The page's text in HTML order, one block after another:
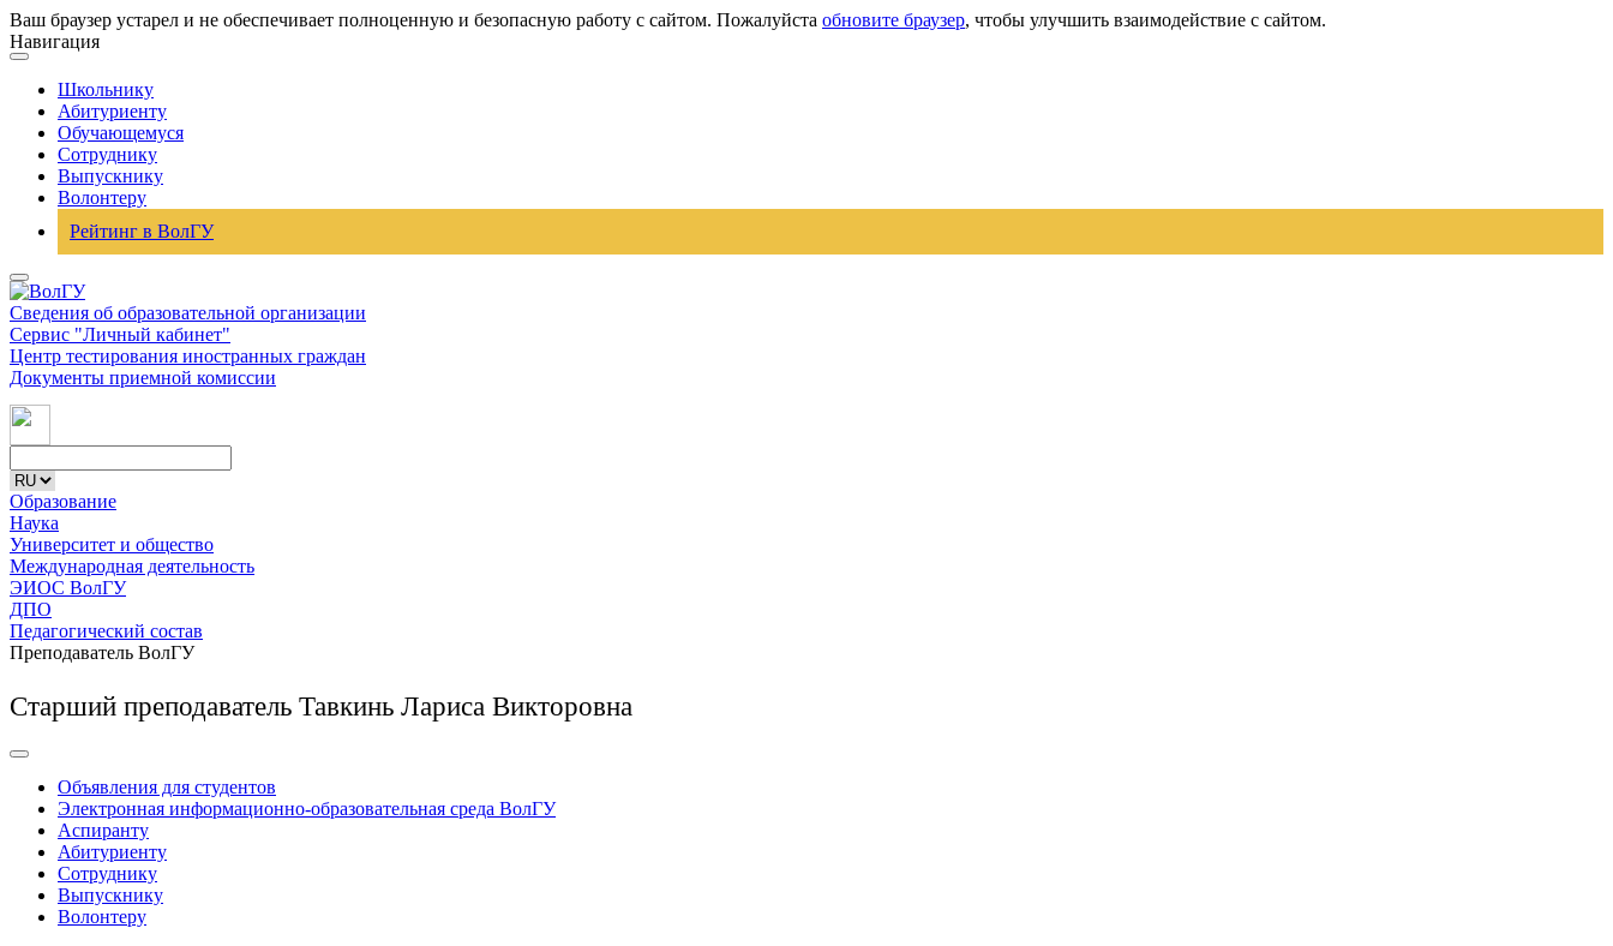
Ваш браузер устарел и не обеспечивает полноценную и безопасную работу с сайтом. Пожалуйста обновите браузер, чтобы улучшить взаимодействие с сайтом.
Навигация
Школьнику
Абитуриенту
Обучающемуся
Сотруднику
Выпускнику
Волонтеру
Рейтинг в ВолГУ
Сведения об образовательной организации
Сервис "Личный кабинет"
Центр тестирования иностранных граждан
Документы приемной комиссии
Образование
Наука
Университет и общество
Международная деятельность
ЭИОС ВолГУ
ДПО
Педагогический состав
Преподаватель ВолГУ
Старший преподаватель Тавкинь Лариса Викторовна
Объявления для студентов
Электронная информационно-образовательная среда ВолГУ
Аспиранту
Абитуриенту
Сотруднику
Выпускнику
Волонтеру